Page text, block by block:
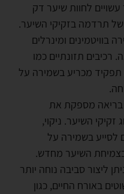
לחוות שיער דק
של תרדמה בזקיקי השיער.
בוויטמינים ומינרלים
רכיבים תזונתיים כמו
תפקיד מכריע בשמירה על
מספקת את
השיער. ניקוי,
לסייע בשמירה על
השיער מחדש.
ליצור סביבה נוחה יותר
באורח החיים, כגון